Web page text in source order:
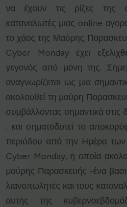
να έχουν τις ρίζες της
καταναλωτές μιας online
το χάος της Μαύρης
Cyber Monday έχει
γεγονός από μόνη της.
αναγνωρίζεται ως μια
ακολουθεί τη μαύρη
συμβάλλοντας σημαντικά
. και σηματοδοτεί το
περιόδου από την Ημέρα
Cyber Monday, η οποία
μαύρης Παρασκευής -ένα
λιανοπωλητές και τους
αυτής της